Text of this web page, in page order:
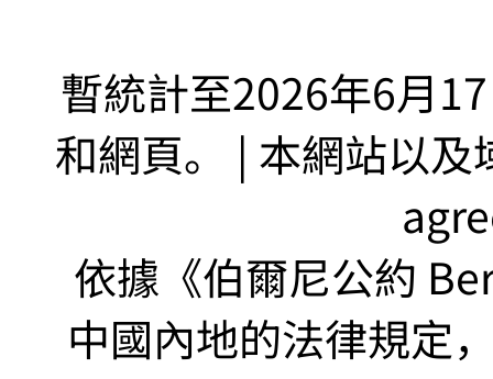
暫統計至2026年6月
和網頁。 | 本網站以
依據《伯爾尼公約
中國內地的法律規定